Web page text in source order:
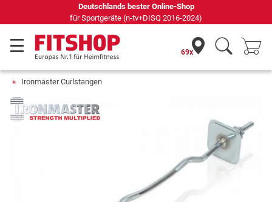
Seit 42 Jahren Ihr Experte für Heimfitness
69x
Ironmaster Curlstangen